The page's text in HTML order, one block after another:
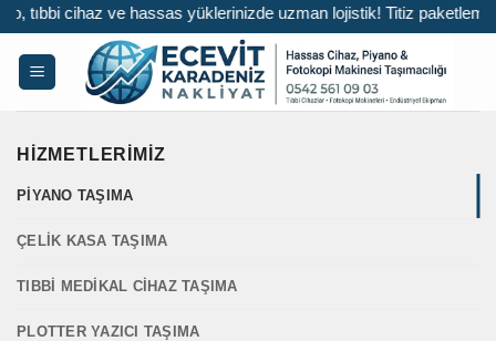
İçeriğe
yüklerinizde uzman lojistik! Titiz paketleme ve güvenli taşımacılık
HIZMETLERIMIZ
PIYANO TAŞIMA
ÇELIK KASA TAŞIMA
TIBBI MEDIKAL CIHAZ TAŞIMA
PLOTTER YAZICI TAŞIMA